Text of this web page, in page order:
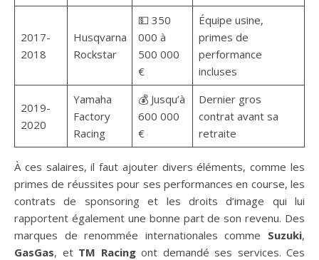
2017-
2018
Husqvarna
Rockstar
💵 350
000 à
500 000
€
Équipe usine,
primes de
performance
incluses
2019-
2020
Yamaha
Factory
Racing
💰 Jusqu’à
600 000
€
Dernier gros
contrat avant sa
retraite
À ces salaires, il faut ajouter divers éléments, comme les
primes de réussites pour ses performances en course, les
contrats de sponsoring et les droits d’image qui lui
rapportent également une bonne part de son revenu. Des
marques de renommée internationales comme Suzuki,
GasGas, et TM Racingont demandé ses services. Ces